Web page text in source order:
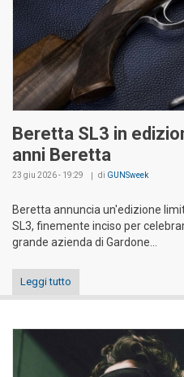
Beretta SL3 in
anni Beretta
23 giu 2026 - 19:29 di GUNSweek
Beretta annuncia un'edizione
SL3, finemente inciso per
grande azienda di Gardone...
Leggi tutto